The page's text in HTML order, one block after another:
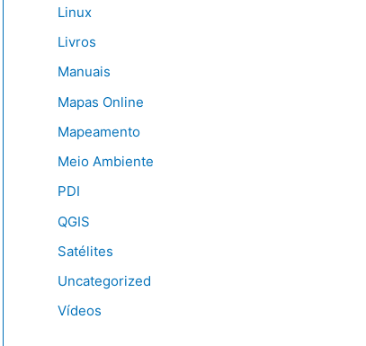
Linux
Livros
Manuais
Mapas Online
Mapeamento
Meio Ambiente
PDI
QGIS
Satélites
Uncategorized
Vídeos